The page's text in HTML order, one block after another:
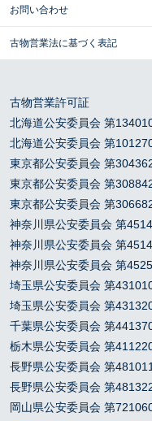
お問い合わせ
古物営業法に基づく表記
古物営業許可証
北海道公安委員会 第
北海道公安委員会 第
東京都公安委員会 第
東京都公安委員会 第
東京都公安委員会 第
神奈川県公安委員会 第
神奈川県公安委員会 第
神奈川県公安委員会 第
埼玉県公安委員会 第
埼玉県公安委員会 第
千葉県公安委員会 第
栃木県公安委員会 第
長野県公安委員会 第
長野県公安委員会 第
岡山県公安委員会 第